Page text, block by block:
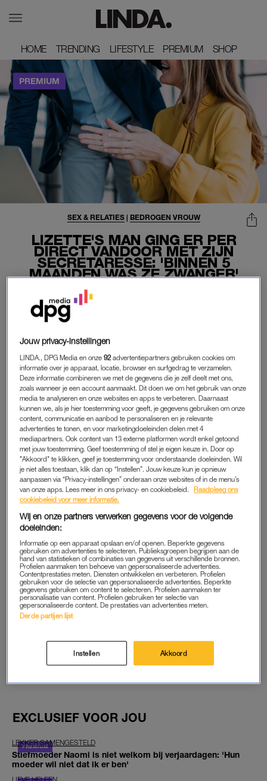
HOME
HOME TRENDING
TRENDING LIFESTYLE
LIFESTYLE PREMIUM
PREMIUM SHOP
SHOP
LIZETTE'S MAN GING ER PER
DIRECT VANDOOR MET ZIJN
SECRETARESSE: 'BINNEN 5
MAANDEN WAS ZE ZWANGER'
SEX & RELATIES| BEDROGEN VROUW
04-07-2026
LEES VERDER MET
PREMIUM
Krijg onbeperkt toegang tot alle
artikelen
Lees LINDA.magazine online
Geniet van te gekke winacties en
lekkere puzzels
Maandelijks opzegbaar
START GRATIS MAAND
Daarna €5,95 per maand
Al abonnee? Log in
GOED ARTIKEL? DELEN MAAR.
EXCLUSIEF VOOR JOU
LEKKER SAMENGESTELD
Stiefmoeder Naomi is niet welkom bij verjaardagen: 'Hun
moeder wil niet dat ik er ben'
Jouw privacy-instellingen
LINDA., DPG Media en onze92 advertentiepartners gebruiken cookies om
informatie over je apparaat, locatie, browser en surfgedrag te verzamelen.
Deze informatie combineren we met de gegevens die je zelf deelt met ons,
zoals wanneer je een account aanmaakt. Dit doen we om het gebruik van onze
media te analyseren en onze websites en apps te verbeteren. Daarnaast
kunnen we, als je hier toestemming voor geeft, je gegevens gebruiken om onze
content, communicatie en aanbod te personaliseren en je relevante
advertenties te tonen, en voor marketingdoeleinden delen met 4
mediapartners. Ook content van 13 externe platformen wordt enkel getoond
met jouw toestemming. Geef toestemming of stel je eigen keuze in. Door op
"Akkoord" te klikken, geef je toestemming voor onderstaande doeleinden. Wil
je niet alles toestaan, klik dan op “Instellen”. Jouw keuze kun je opnieuw
aanpassen via “Privacy-instellingen” onderaan onze websites of in de menu’s
van onze apps. Lees meer in ons privacy- en cookiebeleid.
Raadpleeg ons
cookiebeleid voor meer informatie.
Wij en onze partners verwerken gegevens voor de volgende
doeleinden:
Informatie op een apparaat opslaan en/of openen. Beperkte gegevens
gebruiken om advertenties te selecteren. Publieksgroepen begrijpen aan de
hand van statistieken of combinaties van gegevens uit verschillende bronnen.
Profielen aanmaken ten behoeve van gepersonaliseerde advertenties.
Contentprestaties meten. Diensten ontwikkelen en verbeteren. Profielen
gebruiken voor de selectie van gepersonaliseerde advertenties. Beperkte
gegevens gebruiken om content te selecteren. Profielen aanmaken ter
personalisatie van content. Profielen gebruiken ter selectie van
gepersonaliseerde content. De prestaties van advertenties meten.
Derde partijen lijst
Instellen Akkoord